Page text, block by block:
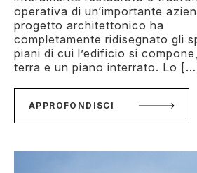
operativa di un‘importante
progetto architettonico ha
completamente ridisegnato gli
piani di cui l’edificio si
terra e un piano interrato. Lo
APPROFONDISCI